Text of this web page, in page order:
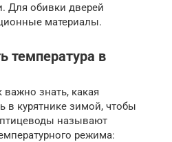
Для обивки дверей
материалы.
температура в
знать, какая
в курятнике зимой, чтобы
называют
режима: